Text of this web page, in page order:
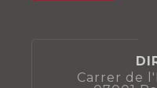
Carrer de